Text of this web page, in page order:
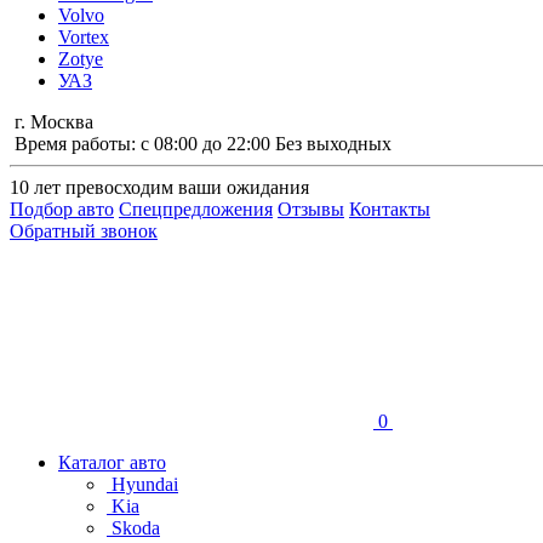
Volvo
Vortex
Zotye
УАЗ
г. Москва
Время работы: с 08:00 до 22:00 Без выходных
10 лет превосходим ваши ожидания
Подбор авто Спецпредложения Отзывы Контакты
Обратный звонок
0
Каталог авто
Hyundai
Kia
Skoda